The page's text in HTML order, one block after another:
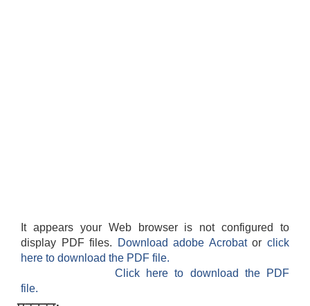
It appears your Web browser is not configured to
display PDF files.
Download adobe Acrobatorclick
here to download the PDF file.
Click here to download the PDF
file.